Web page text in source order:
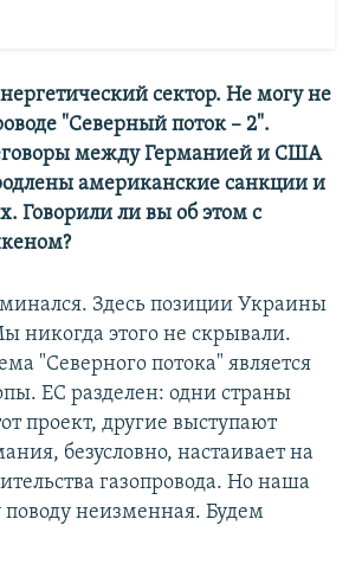
сектор. Не могу не
"Северный поток – 2".
между Германией и США
американские санкции и
Говорили ли вы об этом с
Здесь позиции Украины
этого не скрывали.
"Северного потока" является
ЕС разделен: одни страны
проект, другие выступают
безусловно, настаивает на
газопровода. Но наша
поводу неизменная. Будем